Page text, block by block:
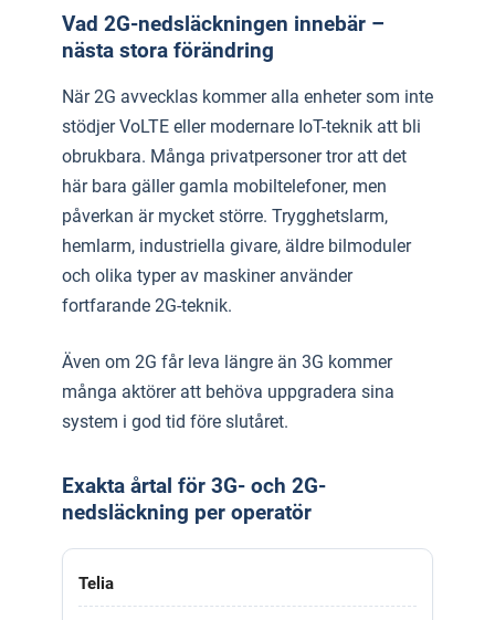
Vad 2G-nedsläckningen innebär –
nästa stora förändring
När 2G avvecklas kommer alla enheter som inte
stödjer VoLTE eller modernare IoT-teknik att bli
obrukbara. Många privatpersoner tror att det
här bara gäller gamla mobiltelefoner, men
påverkan är mycket större. Trygghetslarm,
hemlarm, industriella givare, äldre bilmoduler
och olika typer av maskiner använder
fortfarande 2G-teknik.
Även om 2G får leva längre än 3G kommer
många aktörer att behöva uppgradera sina
system i god tid före slutåret.
Exakta årtal för 3G- och 2G-
nedsläckning per operatör
Telia